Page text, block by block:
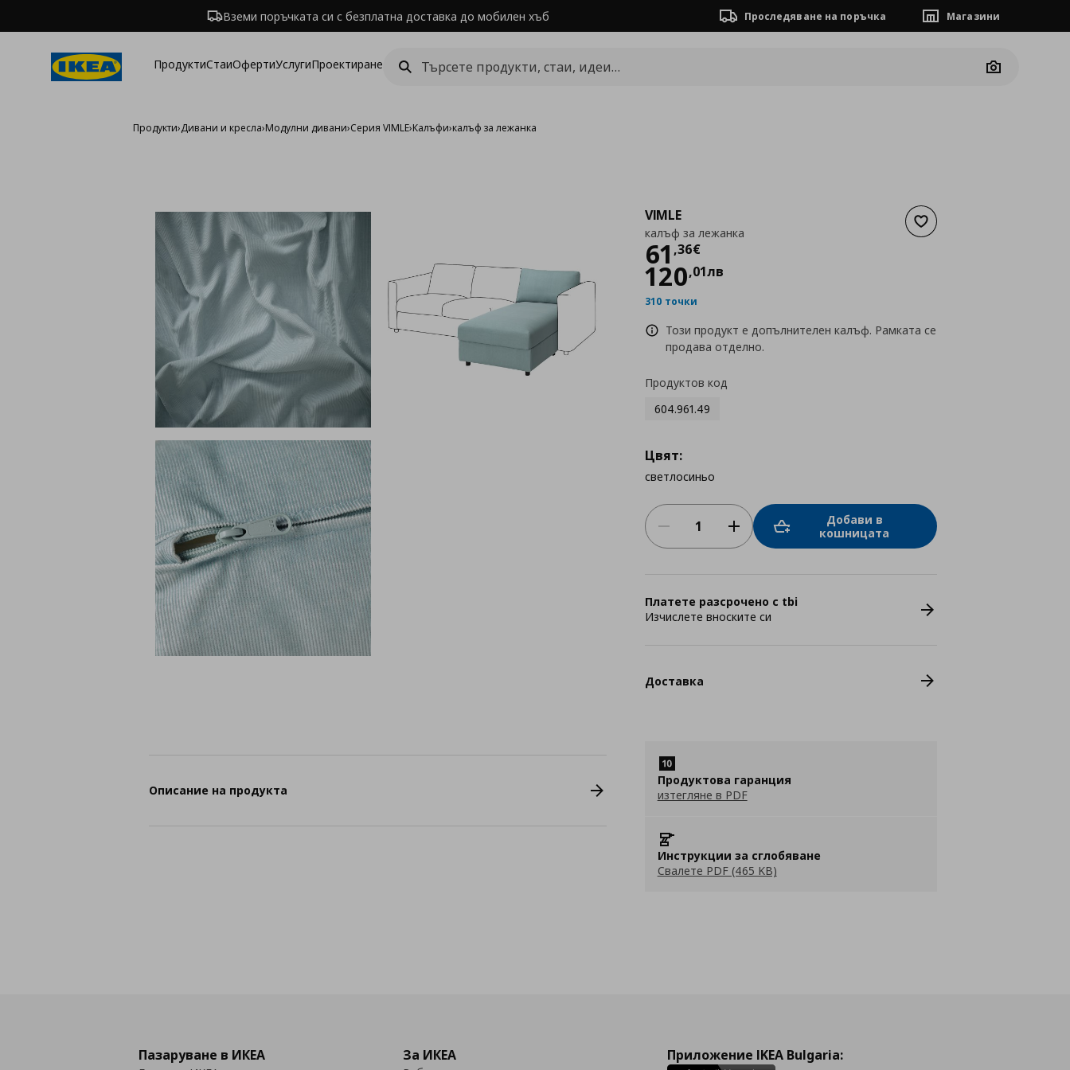
Вземи поръчката си с безплатна доставка до мобилен хъб Проследяване на поръчка Магазини
ПродуктиСтаиОфертиУслугиПроектиране
Camera
Продукти›Дивани и кресла›Модулни дивани›Серия VIMLE›Калъфи›калъф за лежанка
Добави към списъка с
VIMLE
калъф за лежанка
61 ,36€
Цена
120,01лв
310 точки
Този продукт е допълнителен калъф. Рамката се
продава отделно.
Продуктов код
604.961.49
Цвят:
светлосиньо
Добави в
кошницата
Платете разсрочено с tbi
Изчислете вноските си
Доставка
Продуктова гаранция
изтегляне в PDF
Инструкции за сглобяване
Свалете PDF (465 KB)
Описание на продукта
Пазаруване в ИКЕА За ИКЕА Приложение IKEA Bulgaria: